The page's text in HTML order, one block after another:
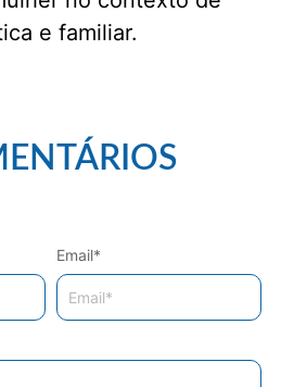
e familiar.
Email*